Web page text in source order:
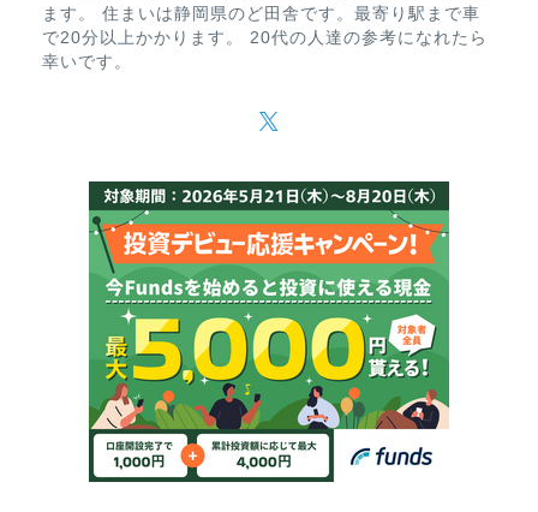
ます。 住まいは静岡県のど田舎です。最寄り駅まで車
で20分以上かかります。 20代の人達の参考になれたら
幸いです。